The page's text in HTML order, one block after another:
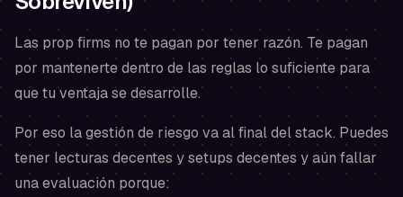
Las prop firms no te pagan por tener razón. Te pagan
por mantenerte dentro de las reglas lo suficiente para
que tu ventaja se desarrolle.
Por eso la gestión de riesgo va al final del stack. Puedes
tener lecturas decentes y setups decentes y aún fallar
una evaluación porque: